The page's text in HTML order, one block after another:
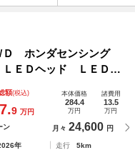
ホンダセンシング
ＥＤヘッド ＬＥＤフ
ン スマートキー 純
線逸脱警報
額(税込)
9 万円
本体価格
284.4
万円
諸費用
13.5
万円
ン 月々 24,600 円
年 走行
5km